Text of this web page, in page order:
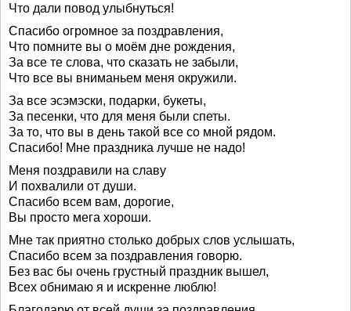
Что дали повод улыбнуться!
Спасибо огромное за поздравления,
Что помните вы о моём дне рождения,
За все те слова, что сказать не забыли,
Что все вы вниманьем меня окружили.
За все эсэмэски, подарки, букеты,
За песенки, что для меня были спеты.
За то, что вы в день такой все со мной рядом.
Спасибо! Мне праздника лучше не надо!
Меня поздравили на славу
И похвалили от души.
Спасибо всем вам, дорогие,
Вы просто мега хороши.
Мне так приятно столько добрых слов услышать,
Спасибо всем за поздравления говорю.
Без вас бы очень грустный праздник вышел,
Всех обнимаю я и искренне люблю!